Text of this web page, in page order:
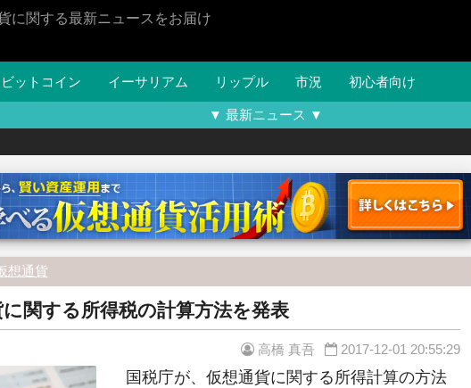
に関する最新ニュースをお届け
ビットコイン イーサリアム リップル 市況 初心者向け
▼ 最新ニュース ▼
想通貨
に関する所得税の計算方法を発表
高橋 真吾 2017-12-01 20:55:29
国税庁が、仮想通貨に関する所得計算の方法